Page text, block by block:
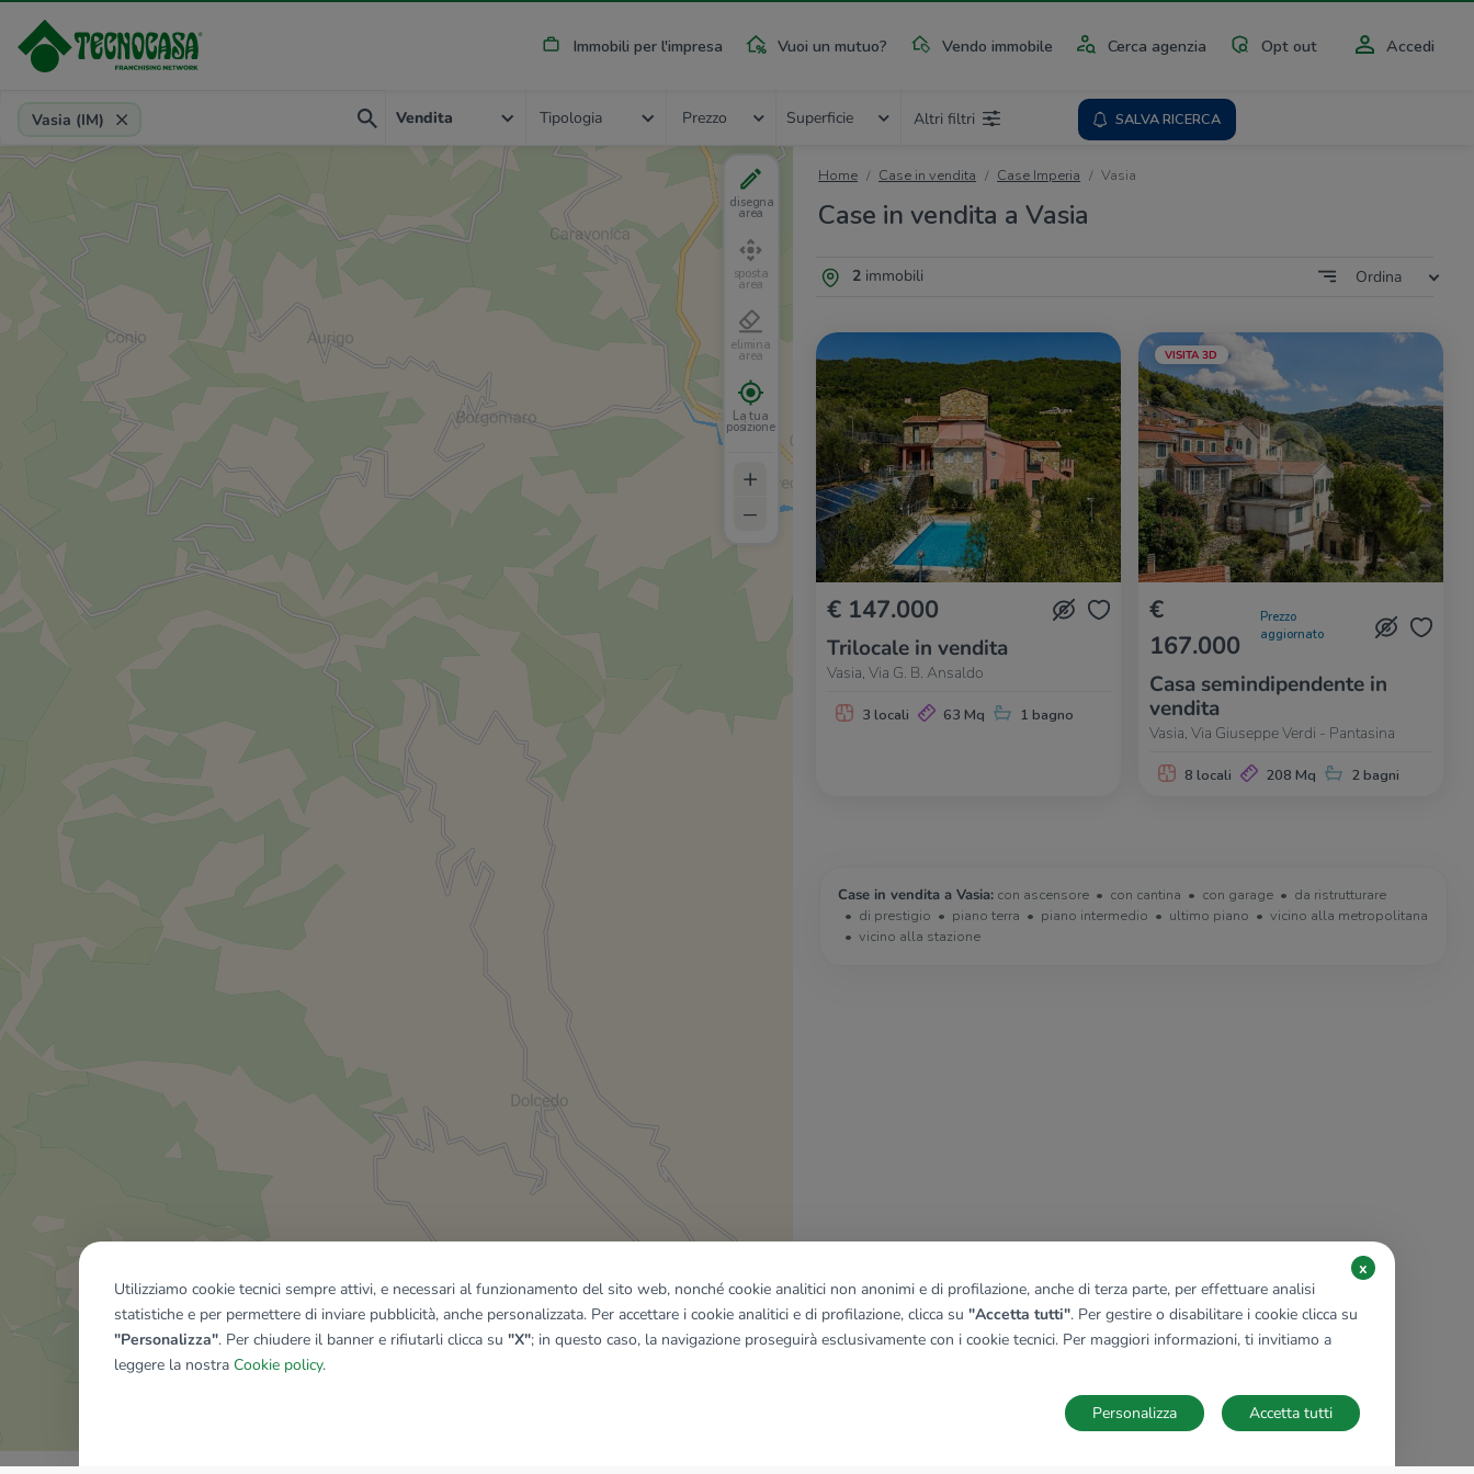
Immobili per l'impresa Vuoi un mutuo? Vendo immobile Cerca agenzia Opt out Accedi
Provincia, comune, zona, riferimento
Vasia (IM) Vendita Tipologia Prezzo Superficie Altri filtri SALVA RICERCA
Home Case in vendita Case Imperia Vasia
Case in vendita a Vasia
2immobili Ordina
€ 147.000
Trilocale in vendita
Vasia, Via G. B. Ansaldo
3 locali 63 Mq 1 bagno
VISITA 3D
€
167.000
Prezzo
aggiornato
Casa semindipendente in
vendita
Vasia, Via Giuseppe Verdi - Pantasina
8 locali 208 Mq 2 bagni
Case in vendita a Vasia: con ascensore con cantina con garage
da ristrutturare
di prestigio
piano terra piano intermedio ultimo piano
vicino alla metropolitana
vicino alla stazione
disegna
area
sposta
area
elimina
area
La tua
posizione
+
–
Mostra tutti gli immobili del riquadro
Utilizziamo cookie tecnici sempre attivi, e necessari al funzionamento del sito web, nonché cookie analitici non anonimi e di profilazione, anche di terza parte, per effettuare analisi
statistiche e per permettere di inviare pubblicità, anche personalizzata. Per accettare i cookie analitici e di profilazione, clicca su "Accetta tutti". Per gestire o disabilitare i cookie clicca su
"Personalizza". Per chiudere il banner e rifiutarli clicca su "X"; in questo caso, la navigazione proseguirà esclusivamente con i cookie tecnici. Per maggiori informazioni, ti invitiamo a
leggere la nostra Cookie policy.
x
Accetta tutti
Personalizza